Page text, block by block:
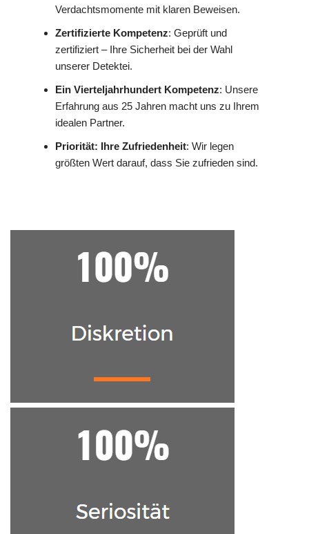
Verdachtsmomente mit klaren Beweisen.
Zertifizierte Kompetenz: Geprüft und
zertifiziert – Ihre Sicherheit bei der Wahl
unserer Detektei.
Ein Vierteljahrhundert Kompetenz: Unsere
Erfahrung aus 25 Jahren macht uns zu Ihrem
idealen Partner.
Priorität: Ihre Zufriedenheit: Wir legen
größten Wert darauf, dass Sie zufrieden sind.